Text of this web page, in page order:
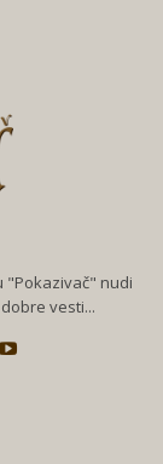
"Pokazivač" nudi
vesti...